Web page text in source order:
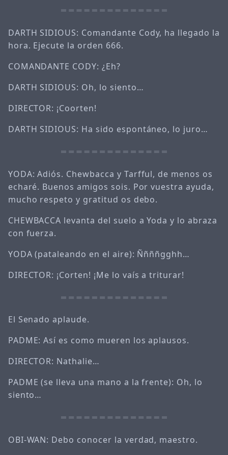
DARTH SIDIOUS: Comandante Cody, ha llegado la
hora. Ejecute la orden 666.
COMANDANTE CODY: ¿Eh?
DARTH SIDIOUS: Oh, lo siento…
DIRECTOR: ¡Coorten!
DARTH SIDIOUS: Ha sido espontáneo, lo juro…
YODA: Adiós. Chewbacca y Tarfful, de menos os
echaré. Buenos amigos sois. Por vuestra ayuda,
mucho respeto y gratitud os debo.
CHEWBACCA levanta del suelo a Yoda y lo abraza
con fuerza.
YODA (pataleando en el aire): Ññññgghh…
DIRECTOR: ¡Corten! ¡Me lo vaís a triturar!
El Senado aplaude.
PADME: Así es como mueren los aplausos.
DIRECTOR: Nathalie…
PADME (se lleva una mano a la frente): Oh, lo
siento…
OBI-WAN: Debo conocer la verdad, maestro.